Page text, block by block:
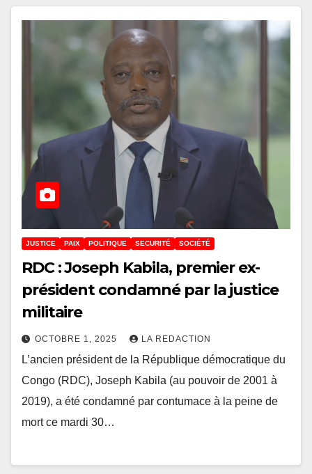
JUSTICE PAIX POLITIQUE SECURITÉ SOCIÉTÉ
RDC : Joseph Kabila, premier ex-
président condamné par la justice
militaire
OCTOBRE 1, 2025 LA REDACTION
L’ancien président de la République démocratique du
Congo (RDC), Joseph Kabila (au pouvoir de 2001 à
2019), a été condamné par contumace à la peine de
mort ce mardi 30…